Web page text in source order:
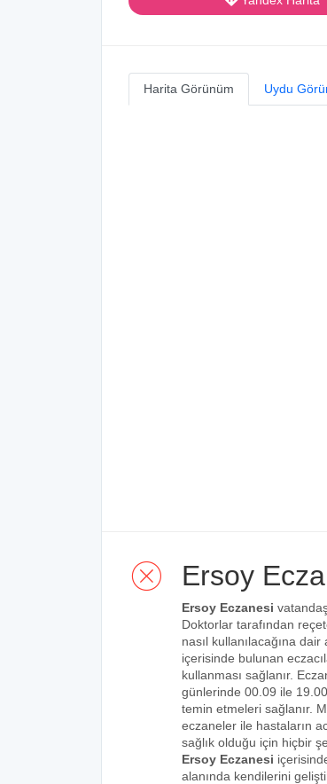
Harita Görünüm Uydu
Ersoy
Ersoy Eczanesi
Doktorlar tarafından
nasıl kullanılacağına
içerisinde bulunan
kullanması sağlanır.
günlerinde 00.09 ile
temin etmeleri sağlanır.
eczaneler ile hastaların
sağlık olduğu için hiçbir
Ersoy Eczanesi
alanında kendilerini